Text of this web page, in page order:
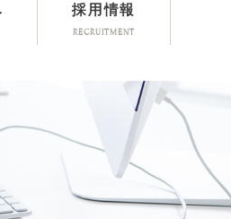
RECRUITMENT
採用情報